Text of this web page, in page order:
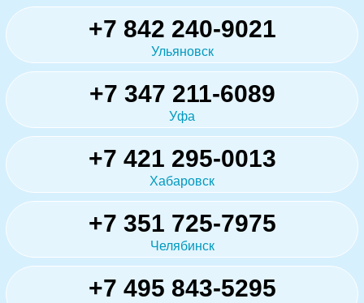
+7 842 240-9021
Ульяновск
+7 347 211-6089
Уфа
+7 421 295-0013
Хабаровск
+7 351 725-7975
Челябинск
+7 495 843-5295